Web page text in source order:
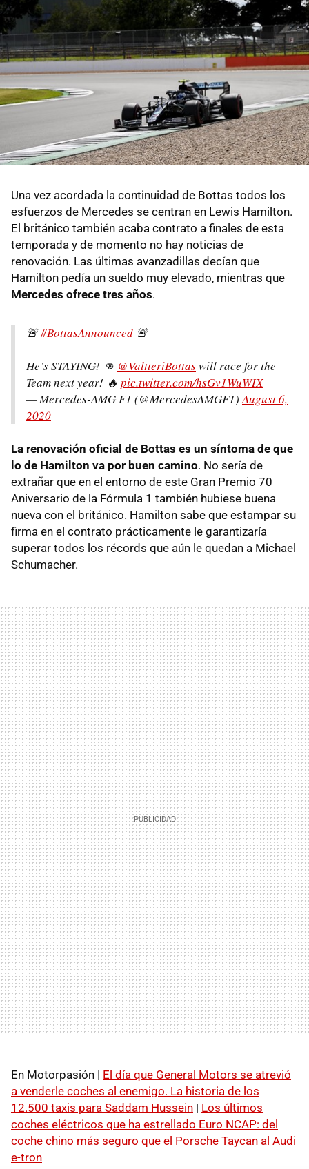
Una vez acordada la continuidad de Bottas todos los
esfuerzos de Mercedes se centran en Lewis Hamilton.
El británico también acaba contrato a finales de esta
temporada y de momento no hay noticias de
renovación. Las últimas avanzadillas decían que
Hamilton pedía un sueldo muy elevado, mientras que
Mercedes ofrece tres años.
🚨#BottasAnnounced 🚨
He’s STAYING! 👊 @ValtteriBottaswill race for the
Team next year! 🔥 pic.twitter.com/hsGv1WuWIX
— Mercedes-AMG F1 (@MercedesAMGF1)August 6,
2020
La renovación oficial de Bottas es un síntoma de que
lo de Hamilton va por buen camino. No sería de
extrañar que en el entorno de este Gran Premio 70
Aniversario de la Fórmula 1 también hubiese buena
nueva con el británico. Hamilton sabe que estampar su
firma en el contrato prácticamente le garantizaría
superar todos los récords que aún le quedan a Michael
Schumacher.
En Motorpasión | El día que General Motors se atrevió
a venderle coches al enemigo. La historia de los
12.500 taxis para Saddam Hussein | Los últimos
coches eléctricos que ha estrellado Euro NCAP: del
coche chino más seguro que el Porsche Taycan al Audi
e-tron